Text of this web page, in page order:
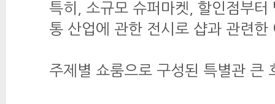
특히, 소규모 슈퍼마켓, 할인점부
통 산업에 관한 전시로 샵과 관련
주제별 쇼룸으로 구성된 특별관 큰